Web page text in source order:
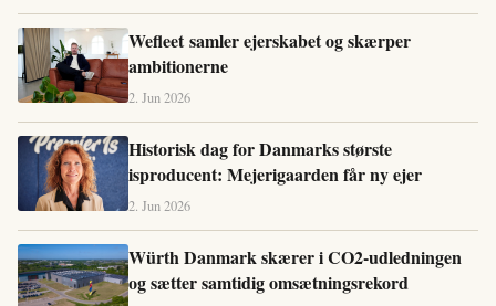
Wefleet samler ejerskabet og skærper
ambitionerne
2. Jun 2026
Historisk dag for Danmarks største
isproducent: Mejerigaarden får ny ejer
2. Jun 2026
Würth Danmark skærer i CO2-udledningen
og sætter samtidig omsætningsrekord